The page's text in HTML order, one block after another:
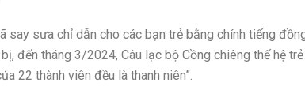
say sưa chỉ dẫn cho các bạn trẻ bằng chính tiếng
đến tháng 3/2024, Câu lạc bộ Cồng chiêng thế hệ
22 thành viên đều là thanh niên”.